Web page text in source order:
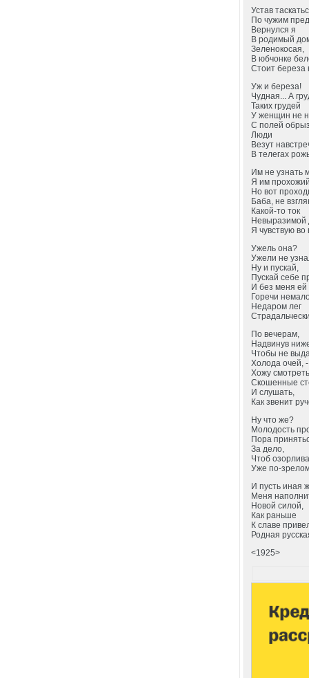
Устав
По чужим
Вернулся я
В родимый
Зеленокосая,
В юбчонке
Стоит береза
Уж и береза!
Чудная... А
Таких грудей
У женщин не
С полей
Люди
Везут
В телегах
Им не узнать
Я им
Но вот
Баба, не
Какой-то ток
Невыразимой
Я чувствую во
Ужель она?
Ужели не
Ну и пускай,
Пускай себе
И без меня ей
Горечи
Недаром лег
По вечерам,
Надвинув
Чтобы не
Холода очей, -
Хожу
Скошенные
И слушать,
Как звенит
Ну что же?
Молодость
Пора
За дело,
Чтоб
Уже по-
И пусть иная
Меня
Новой силой,
Как раньше
К славе
Родная
<1925>